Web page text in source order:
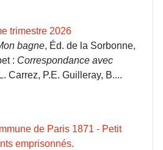
trimestre 2026
bagne, Éd. de la Sorbonne,
: Correspondance avec
Carrez, P.E. Guilleray, B....
de Paris 1871 - Petit
emprisonnés.